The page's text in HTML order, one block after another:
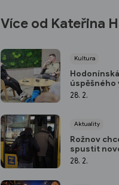
Více od Kateřina
Kultura
úspěšného
ilustrátora
28. 2.
Aktuality
Rožnov
spustit
dopravu na
28. 2.